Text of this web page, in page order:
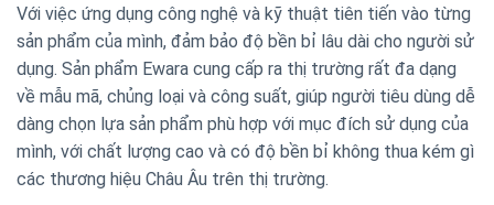
Với việc ứng dụng công nghệ và kỹ thuật tiên tiến vào từng
sản phẩm của mình, đảm bảo độ bền bỉ lâu dài cho người sử
dụng. Sản phẩm Ewara cung cấp ra thị trường rất đa dạng
về mẫu mã, chủng loại và công suất, giúp người tiêu dùng dễ
dàng chọn lựa sản phẩm phù hợp với mục đích sử dụng của
mình, với chất lượng cao và có độ bền bỉ không thua kém gì
các thương hiệu Châu Âu trên thị trường.